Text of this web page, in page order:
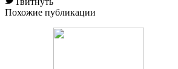
Похожие публикации